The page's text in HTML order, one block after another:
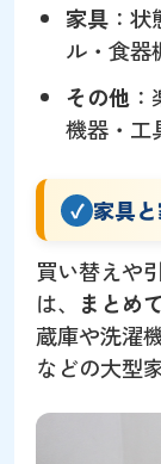
家具 ：
ル・食器
その他
機器・工
家具
買い替えや
は、
まとめ
蔵庫や洗濯
などの大型